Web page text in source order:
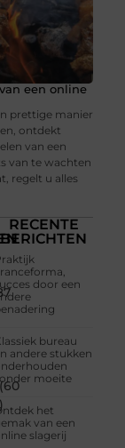
een online
prettige manier
ontdekt
van een
van te wachten
regelt u alles
(60
)
RECENTE
BERICHTEN
door een
bureau
andere stukken
moeite
het
van een
slagerij